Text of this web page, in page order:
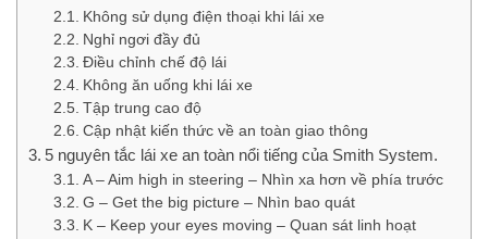
Không sử dụng điện thoại khi lái xe
Nghỉ ngơi đầy đủ
Điều chỉnh chế độ lái
Không ăn uống khi lái xe
Tập trung cao độ
Cập nhật kiến thức về an toàn giao thông
5 nguyên tắc lái xe an toàn nổi tiếng của Smith System.
A – Aim high in steering – Nhìn xa hơn về phía trước
G – Get the big picture – Nhìn bao quát
K – Keep your eyes moving – Quan sát linh hoạt